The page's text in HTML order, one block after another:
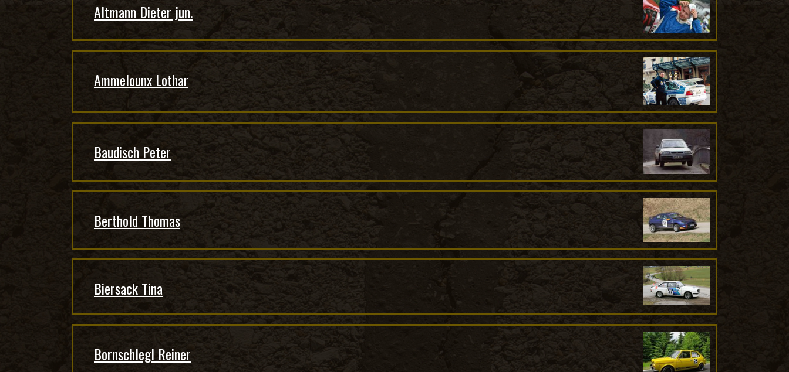
Altmann Dieter jun.
Ammelounx Lothar
Baudisch Peter
Berthold Thomas
Biersack Tina
Bornschlegl Reiner